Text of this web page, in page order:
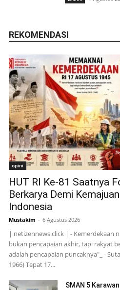
REKOMENDASI
opini
HUT RI Ke-81 Saatnya
Berkarya Demi
Indonesia
Mustakim - 6 Agustus 2026
| netizennews.click | - Kemerdekaan
bukan pencapaian akhir, tapi rakyat
adalah pencapaian puncaknya"_ -
1966) Tepat 17...
SMAN 5